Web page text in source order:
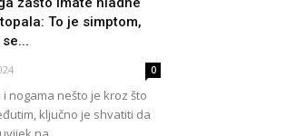
To je simptom,
0
nogama nešto je kroz što
ključno je shvatiti da